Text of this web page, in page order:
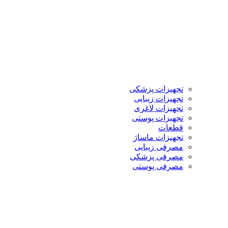
تجهیزات پزشکی
تجهیزات زیبایی
تجهیزات لاغری
تجهیزات پوستی
قطعات
تجهیزات ماساژ
مصرفی زیبایی
مصرفی پزشکی
مصرفی پوستی